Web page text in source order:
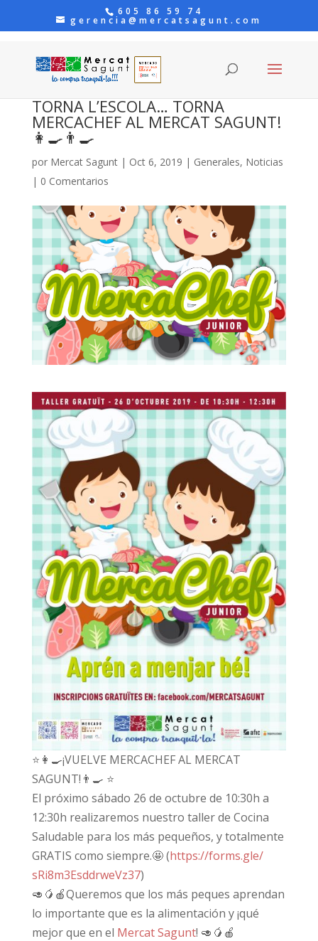
605 86 59 74
gerencia@mercatsagunt.com
TORNA L’ESCOLA… TORNA
MERCACHEF AL MERCAT SAGUNT!
👩‍🍳👨‍🍳
por Mercat Sagunt| Oct 6, 2019 | Generales, Noticias
| 0 Comentarios
⭐️ 👩‍🍳¡VUELVE MERCACHEF AL MERCAT
SAGUNT! 👨‍🍳 ⭐️
El próximo sábado 26 de octubre de 10:30h a
12:30h realizaremos nuestro taller de Cocina
Saludable para los más pequeños, y totalmente
GRATIS como siempre.🤩(https://forms.gle/
sRi8m3EsddrweVz37)
🥑 🥭 🍎Queremos que los más peques aprendan
lo importante que es la alimentación y ¡qué
mejor que en el Mercat Sagunt! 🥑 🥭 🍎